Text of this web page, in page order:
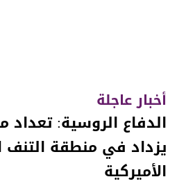
أخبار عاجلة
الدفاع الروسية:
يزداد في منطقة
الأميركية